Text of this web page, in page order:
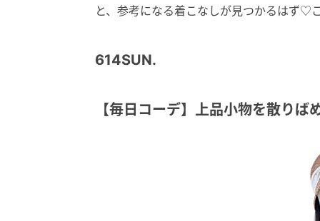
と、参考になる着こなしが見つかるはず♡
614SUN.
【毎日コーデ】上品小物を散り